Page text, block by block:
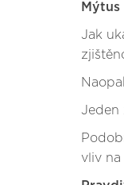
Jak
Jeden
vliv na